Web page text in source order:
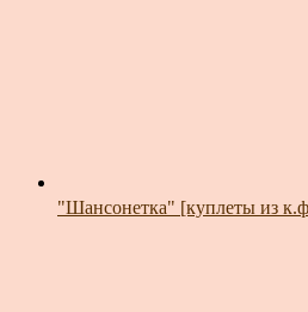
"Шансонетка" [куплеты из